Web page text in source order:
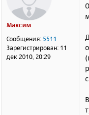
Максим
Сообщения: 5511
Зарегистрирован: 11
дек 2010, 20:29